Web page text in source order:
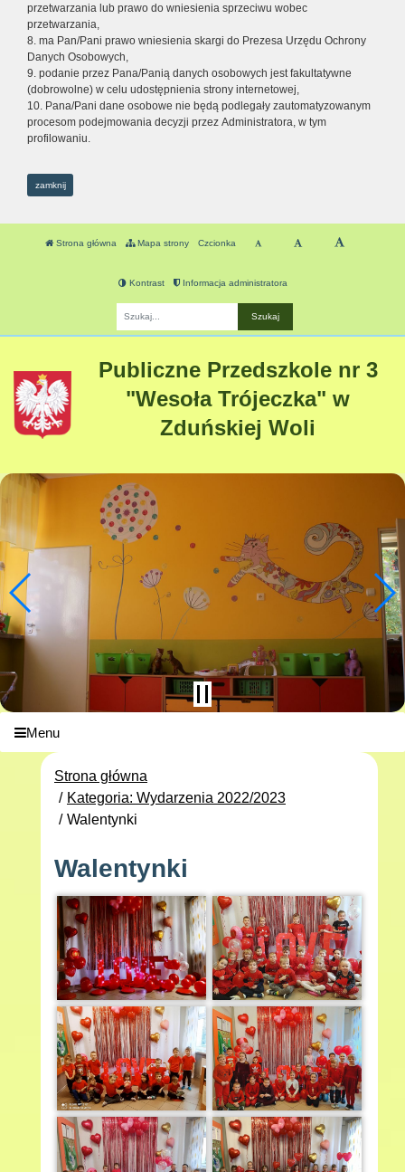
przetwarzania lub prawo do wniesienia sprzeciwu wobec
przetwarzania,
8. ma Pan/Pani prawo wniesienia skargi do Prezesa Urzędu Ochrony
Danych Osobowych,
9. podanie przez Pana/Panią danych osobowych jest fakultatywne
(dobrowolne) w celu udostępnienia strony internetowej,
10. Pana/Pani dane osobowe nie będą podlegały zautomatyzowanym
procesom podejmowania decyzji przez Administratora, w tym
profilowaniu.
zamknij
Strona główna Mapa strony Czcionka
Kontrast Informacja administratora
Publiczne Przedszkole nr 3
"Wesoła Trójeczka" w
Zduńskiej Woli
Menu
Strona główna
Kategoria: Wydarzenia 2022/2023
Walentynki
Walentynki